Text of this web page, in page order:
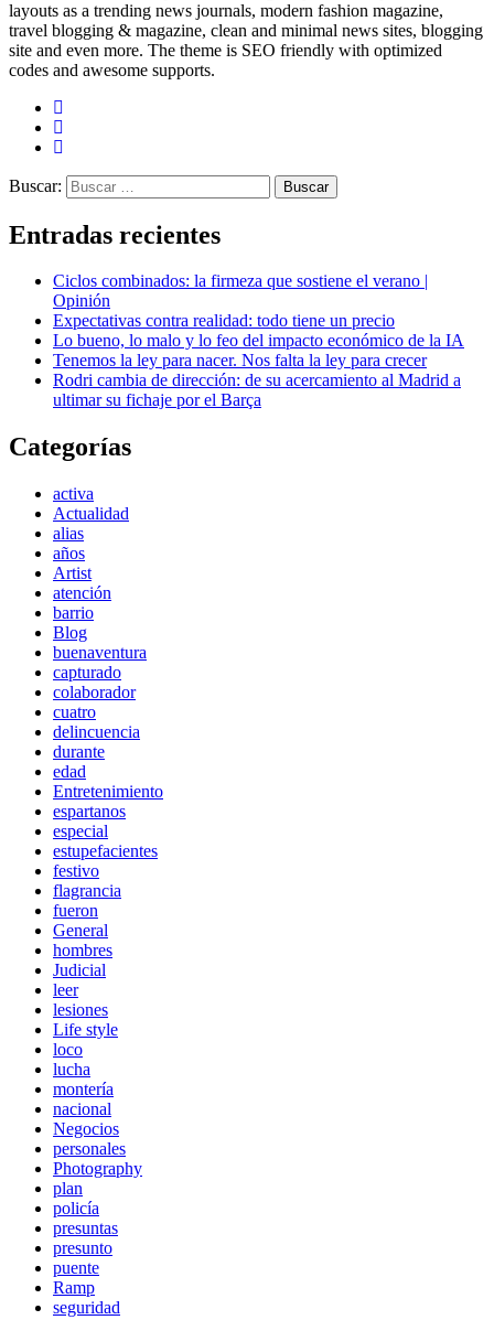
layouts as a trending news journals, modern fashion magazine,
travel blogging & magazine, clean and minimal news sites, blogging
site and even more. The theme is SEO friendly with optimized
codes and awesome supports.
Buscar:
Entradas recientes
Ciclos combinados: la firmeza que sostiene el verano |
Opinión
Expectativas contra realidad: todo tiene un precio
Lo bueno, lo malo y lo feo del impacto económico de la IA
Tenemos la ley para nacer. Nos falta la ley para crecer
Rodri cambia de dirección: de su acercamiento al Madrid a
ultimar su fichaje por el Barça
Categorías
activa
Actualidad
alias
años
Artist
atención
barrio
Blog
buenaventura
capturado
colaborador
cuatro
delincuencia
durante
edad
Entretenimiento
espartanos
especial
estupefacientes
festivo
flagrancia
fueron
General
hombres
Judicial
leer
lesiones
Life style
loco
lucha
montería
nacional
Negocios
personales
Photography
plan
policía
presuntas
presunto
puente
Ramp
seguridad